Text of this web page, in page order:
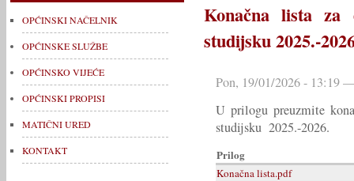
OPĆINSKI NAČELNIK
OPĆINSKE SLUŽBE
OPĆINSKO VIJEĆE
OPĆINSKI PROPISI
MATIČNI URED
KONTAKT
Konačna lista za
studijsku 2025.-
Pon, 19/01/2026 - 13:19
U prilogu preuzmite
studijsku 2025.-2026.
Prilog
Konačna lista.pdf